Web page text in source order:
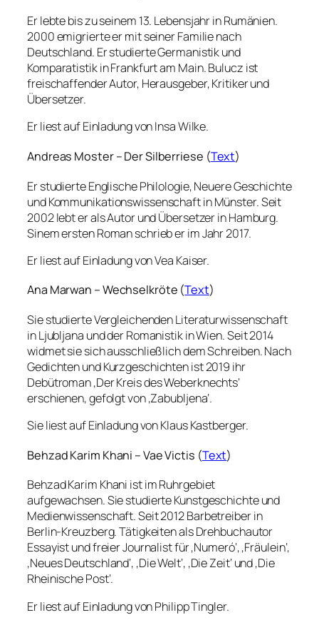
Er lebte bis zu seinem 13. Lebensjahr in Rumänien.
2000 emigrierte er mit seiner Familie nach
Deutschland. Er studierte Germanistik und
Komparatistik in Frankfurt am Main. Bulucz ist
freischaffender Autor, Herausgeber, Kritiker und
Übersetzer.
Er liest auf Einladung von Insa Wilke.
Andreas Moster – Der Silberriese (Text)
Er studierte Englische Philologie, Neuere Geschichte
und Kommunikationswissenschaft in Münster. Seit
2002 lebt er als Autor und Übersetzer in Hamburg.
Sinem ersten Roman schrieb er im Jahr 2017.
Er liest auf Einladung von Vea Kaiser.
Ana Marwan – Wechselkröte (Text)
Sie studierte Vergleichenden Literaturwissenschaft
in Ljubljana und der Romanistik in Wien. Seit 2014
widmet sie sich ausschließlich dem Schreiben. Nach
Gedichten und Kurzgeschichten ist 2019 ihr
Debütroman ‚Der Kreis des Weberknechts‘
erschienen, gefolgt von ‚Zabubljena‘.
Sie liest auf Einladung von Klaus Kastberger.
Behzad Karim Khani – Vae Victis (Text)
Behzad Karim Khani ist im Ruhrgebiet
aufgewachsen. Sie studierte Kunstgeschichte und
Medienwissenschaft. Seit 2012 Barbetreiber in
Berlin-Kreuzberg. Tätigkeiten als Drehbuchautor
Essayist und freier Journalist für ‚Numeró‘, ‚Fräulein‘,
‚Neues Deutschland‘, ‚Die Welt‘, ‚Die Zeit‘ und ‚Die
Rheinische Post‘.
Er liest auf Einladung von Philipp Tingler.